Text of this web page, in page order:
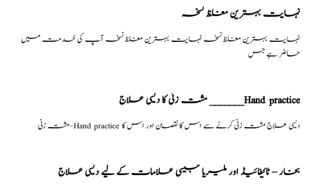
نہایت بہترین مغلظ نسخہ
نہایت بہترین مغلظ نسخہ نہایت بہترین مغلظ نسخہ آپ کی خدمت میں
حاضر ہے جس
مشت زنی کا دیسی علاج _______Hand practice
مشت زنی–Hand practice دیسی علاج مشت زنی کرنے سے اس کا نقصان اور اس کا
بخار – ٹائیفائیڈ اور ملیریا جیسی علامات کے لیے دیسی علاج